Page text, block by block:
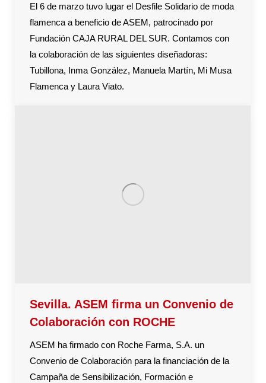
El 6 de marzo tuvo lugar el Desfile Solidario de moda
flamenca a beneficio de ASEM, patrocinado por
Fundación CAJA RURAL DEL SUR. Contamos con
la colaboración de las siguientes diseñadoras:
Tubillona, Inma González, Manuela Martín, Mi Musa
Flamenca y Laura Viato.
Sevilla. ASEM firma un Convenio de
Colaboración con ROCHE
ASEM ha firmado con Roche Farma, S.A. un
Convenio de Colaboración para la financiación de la
Campaña de Sensibilización, Formación e